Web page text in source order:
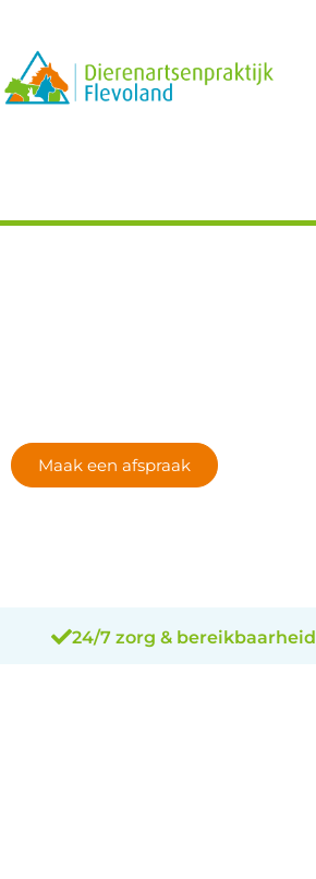
Maak een afspraak
24/7 zorg & bereikbaarheid